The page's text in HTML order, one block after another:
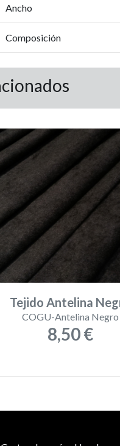
Ancho
Composición
Tejido Antelina
COGU-Antelina Negro
8,50 €